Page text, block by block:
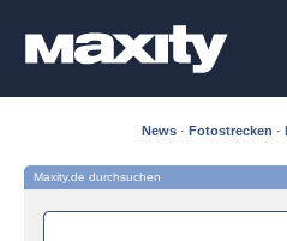
News · Fotostrecken ·
Maxity.de durchsuchen